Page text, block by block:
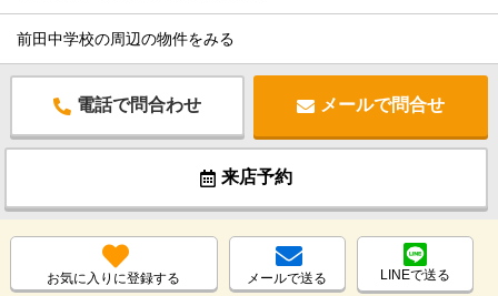
前田中学校の周辺の物件をみる
電話で問合わせ メールで問合せ
来店予約
お気に入りに登録する メールで送る LINEで送る